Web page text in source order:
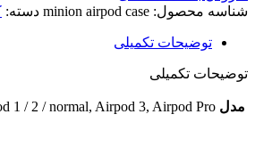
شناسه محصول: minion airpod case دسته:
توضیحات تکمیلی
توضیحات تکمیلی
مدل 1 / 2 / normal, Airpod 3, Airpod Pro